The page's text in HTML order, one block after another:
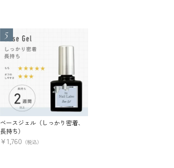
ベースジェル（しっかり密着、
長持ち）
¥1,760 （税込）